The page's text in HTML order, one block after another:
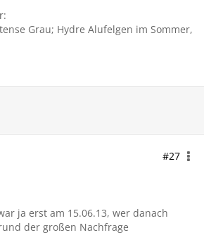
Grau; Hydre Alufelgen im Sommer,
#27
ja erst am 15.06.13, wer danach
der großen Nachfrage